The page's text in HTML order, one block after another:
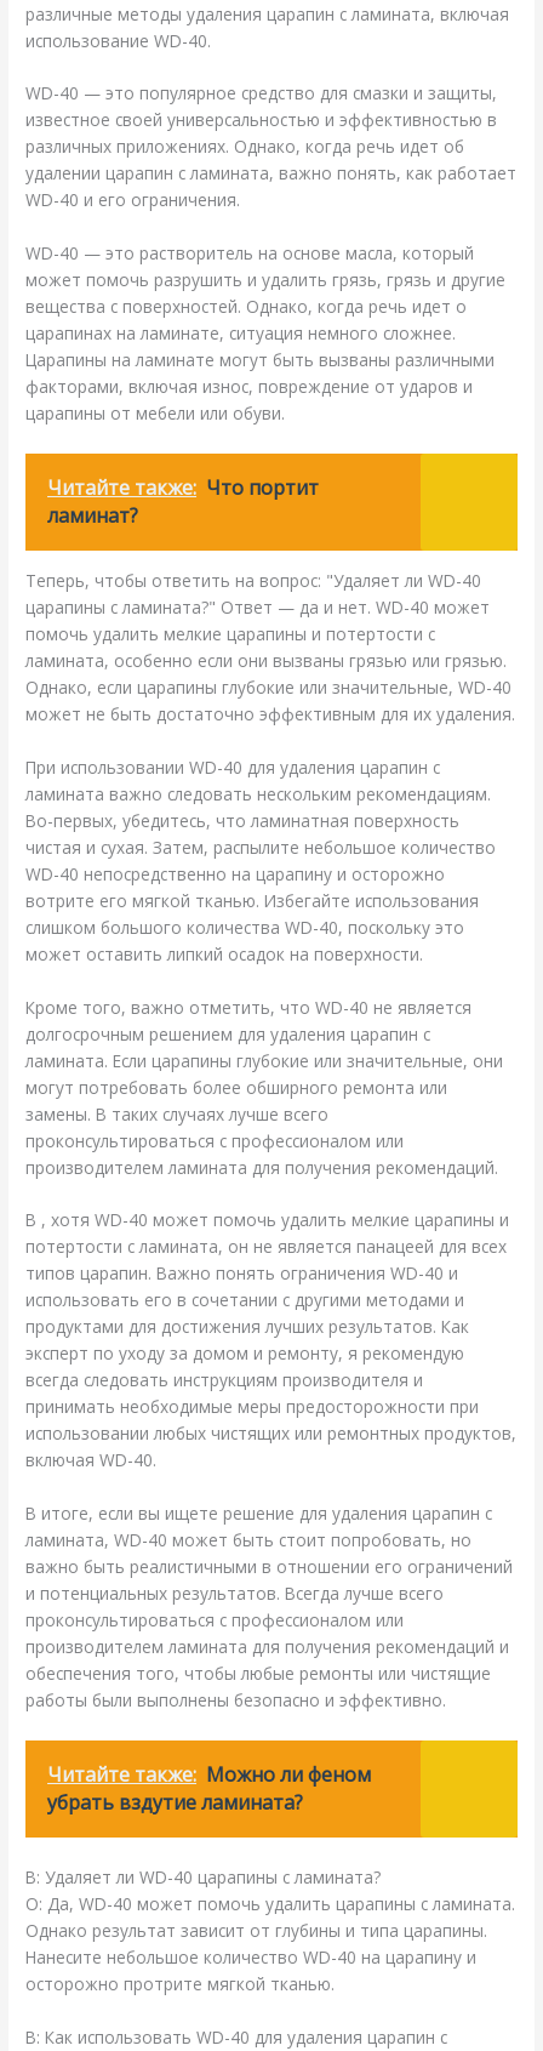
различные методы удаления царапин с ламината, включая
использование WD-40.
WD-40 — это популярное средство для смазки и защиты,
известное своей универсальностью и эффективностью в
различных приложениях. Однако, когда речь идет об
удалении царапин с ламината, важно понять, как работает
WD-40 и его ограничения.
WD-40 — это растворитель на основе масла, который
может помочь разрушить и удалить грязь, грязь и другие
вещества с поверхностей. Однако, когда речь идет о
царапинах на ламинате, ситуация немного сложнее.
Царапины на ламинате могут быть вызваны различными
факторами, включая износ, повреждение от ударов и
царапины от мебели или обуви.
Читайте также: Что портит
ламинат?
Теперь, чтобы ответить на вопрос: "Удаляет ли WD-40
царапины с ламината?" Ответ — да и нет. WD-40 может
помочь удалить мелкие царапины и потертости с
ламината, особенно если они вызваны грязью или грязью.
Однако, если царапины глубокие или значительные, WD-40
может не быть достаточно эффективным для их удаления.
При использовании WD-40 для удаления царапин с
ламината важно следовать нескольким рекомендациям.
Во-первых, убедитесь, что ламинатная поверхность
чистая и сухая. Затем, распылите небольшое количество
WD-40 непосредственно на царапину и осторожно
вотрите его мягкой тканью. Избегайте использования
слишком большого количества WD-40, поскольку это
может оставить липкий осадок на поверхности.
Кроме того, важно отметить, что WD-40 не является
долгосрочным решением для удаления царапин с
ламината. Если царапины глубокие или значительные, они
могут потребовать более обширного ремонта или
замены. В таких случаях лучше всего
проконсультироваться с профессионалом или
производителем ламината для получения рекомендаций.
В , хотя WD-40 может помочь удалить мелкие царапины и
потертости с ламината, он не является панацеей для всех
типов царапин. Важно понять ограничения WD-40 и
использовать его в сочетании с другими методами и
продуктами для достижения лучших результатов. Как
эксперт по уходу за домом и ремонту, я рекомендую
всегда следовать инструкциям производителя и
принимать необходимые меры предосторожности при
использовании любых чистящих или ремонтных продуктов,
включая WD-40.
В итоге, если вы ищете решение для удаления царапин с
ламината, WD-40 может быть стоит попробовать, но
важно быть реалистичными в отношении его ограничений
и потенциальных результатов. Всегда лучше всего
проконсультироваться с профессионалом или
производителем ламината для получения рекомендаций и
обеспечения того, чтобы любые ремонты или чистящие
работы были выполнены безопасно и эффективно.
Читайте также: Можно ли феном
убрать вздутие ламината?
В: Удаляет ли WD-40 царапины с ламината?
О: Да, WD-40 может помочь удалить царапины с ламината.
Однако результат зависит от глубины и типа царапины.
Нанесите небольшое количество WD-40 на царапину и
осторожно протрите мягкой тканью.
В: Как использовать WD-40 для удаления царапин с